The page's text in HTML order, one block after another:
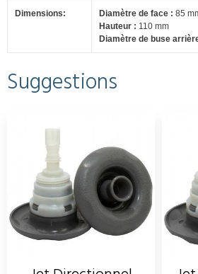
Dimensions: Diamètre de face : 85
Hauteur : 110 mm
Diamètre de buse
Suggestions